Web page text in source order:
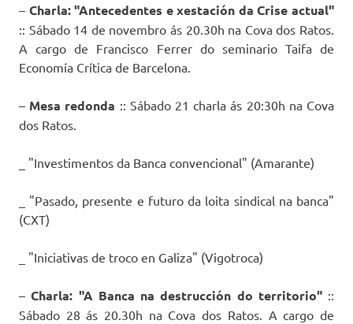
– Charla: "Antecedentes e xestación da Crise actual"
:: Sábado 14 de novembro ás 20.30h na Cova dos Ratos.
A cargo de Francisco Ferrer do seminario Taifa de
Economía Crítica de Barcelona.
– Mesa redonda :: Sábado 21 charla ás 20:30h na Cova
dos Ratos.
_ "Investimentos da Banca convencional" (Amarante)
_ "Pasado, presente e futuro da loita sindical na banca"
(CXT)
_ "Iniciativas de troco en Galiza" (Vigotroca)
–Charla: "A Banca na destrucción do territorio"::
Sábado 28 ás 20.30h na Cova dos Ratos. A cargo de